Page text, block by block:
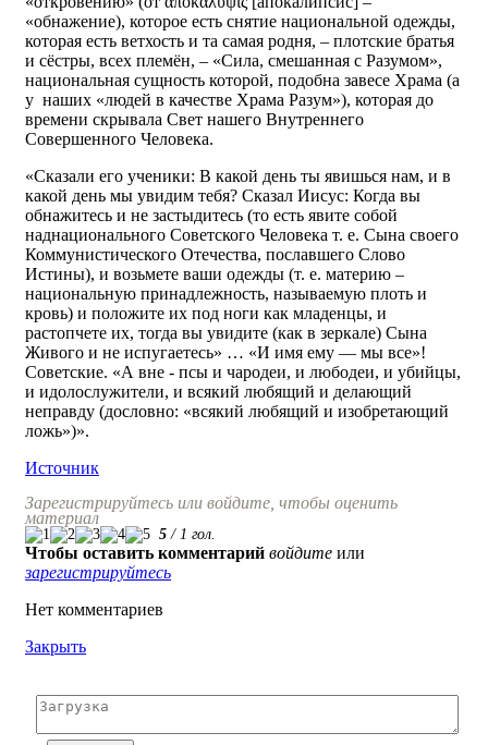
«обнажение), которое есть снятие национальной одежды,
которая есть ветхость и та самая родня, – плотские братья
и сёстры, всех племён, – «Сила, смешанная с Разумом»,
национальная сущность которой, подобна завесе Храма (а
у наших «людей в качестве Храма Разум»), которая до
времени скрывала Свет нашего Внутреннего
Совершенного Человека.
«Сказали его ученики: В какой день ты явишься нам, и в
какой день мы увидим тебя? Сказал Иисус: Когда вы
обнажитесь и не застыдитесь (то есть явите собой
наднационального Советского Человека т. е. Сына своего
Коммунистического Отечества, пославшего Слово
Истины), и возьмете ваши одежды (т. е. материю –
национальную принадлежность, называемую плоть и
кровь) и положите их под ноги как младенцы, и
растопчете их, тогда вы увидите (как в зеркале) Сына
Живого и не испугаетесь» … «И имя ему — мы все»!
Советские. «А вне - псы и чародеи, и любодеи, и убийцы,
и идолослужители, и всякий любящий и делающий
неправду (дословно: «всякий любящий и изобретающий
ложь»)».
Источник
Зарегистрируйтесь или войдите, чтобы оценить
материал
5 / 1 гол.
Чтобы оставить комментарий войдите или
зарегистрируйтесь
Нет комментариев
Закрыть